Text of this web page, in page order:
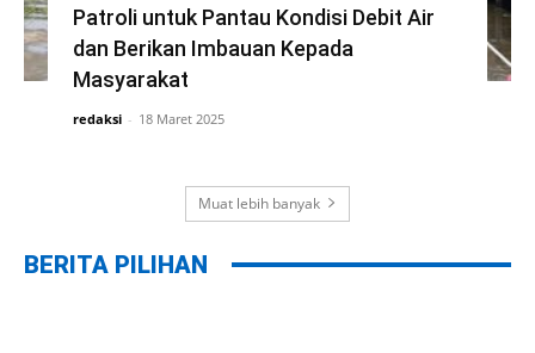
Patroli untuk Pantau Kondisi Debit Air
dan Berikan Imbauan Kepada
Masyarakat
redaksi - 18 Maret 2025
Muat lebih banyak
BERITA PILIHAN